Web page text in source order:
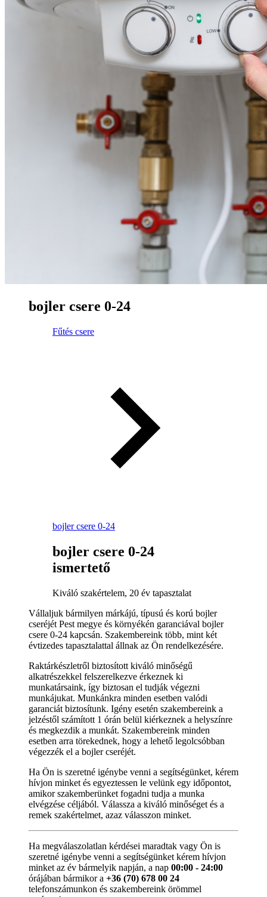
bojler csere 0-24
Fűtés csere
bojler csere 0-24
bojler csere 0-24
ismertető
Kiváló szakértelem, 20 év tapasztalat
Vállaljuk bármilyen márkájú, típusú és korú bojler
cseréjét Pest megye és környékén garanciával bojler
csere 0-24 kapcsán. Szakembereink több, mint két
évtizedes tapasztalattal állnak az Ön rendelkezésére.
Raktárkészletről biztosított kiváló minőségű
alkatrészekkel felszerelkezve érkeznek ki
munkatársaink, így biztosan el tudják végezni
munkájukat. Munkánkra minden esetben valódi
garanciát biztosítunk. Igény esetén szakembereink a
jelzéstől számított 1 órán belül kiérkeznek a helyszínre
és megkezdik a munkát. Szakembereink minden
esetben arra törekednek, hogy a lehető legolcsóbban
végezzék el a bojler cseréjét.
Ha Ön is szeretné igénybe venni a segítségünket, kérem
hívjon minket és egyeztessen le velünk egy időpontot,
amikor szakemberünket fogadni tudja a munka
elvégzése céljából. Válassza a kiváló minőséget és a
remek szakértelmet, azaz válasszon minket.
Ha megválaszolatlan kérdései maradtak vagy Ön is
szeretné igénybe venni a segítségünket kérem hívjon
minket az év bármelyik napján, a nap 00:00 - 24:00
órájában bármikor a +36 (70) 678 00 24
telefonszámunkon és szakembereink örömmel